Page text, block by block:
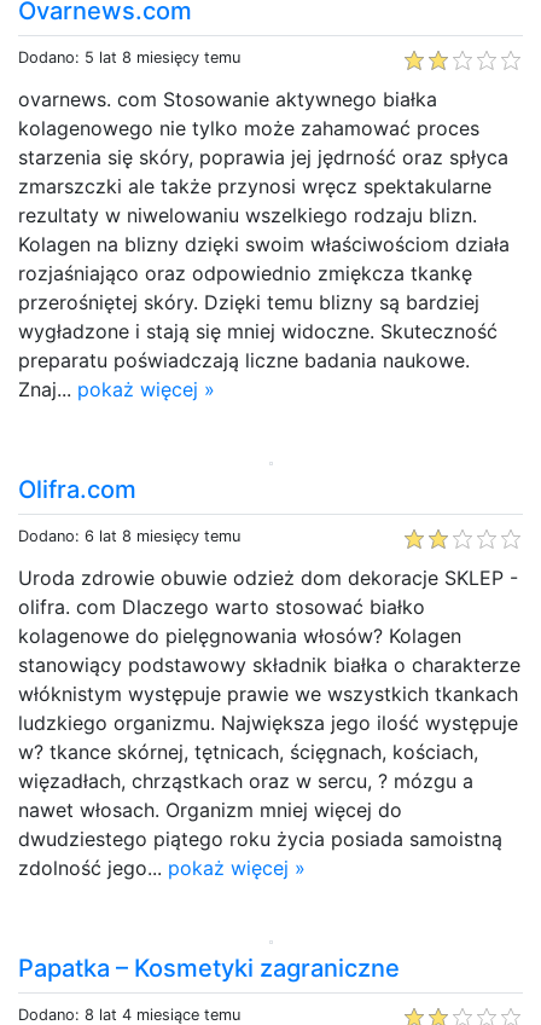
Ovarnews.com
Dodano: 5 lat 8 miesięcy temu
ovarnews. com Stosowanie aktywnego białka
kolagenowego nie tylko może zahamować proces
starzenia się skóry, poprawia jej jędrność oraz spłyca
zmarszczki ale także przynosi wręcz spektakularne
rezultaty w niwelowaniu wszelkiego rodzaju blizn.
Kolagen na blizny dzięki swoim właściwościom działa
rozjaśniająco oraz odpowiednio zmiękcza tkankę
przerośniętej skóry. Dzięki temu blizny są bardziej
wygładzone i stają się mniej widoczne. Skuteczność
preparatu poświadczają liczne badania naukowe.
Znaj... pokaż więcej »
Olifra.com
Dodano: 6 lat 8 miesięcy temu
Uroda zdrowie obuwie odzież dom dekoracje SKLEP -
olifra. com Dlaczego warto stosować białko
kolagenowe do pielęgnowania włosów? Kolagen
stanowiący podstawowy składnik białka o charakterze
włóknistym występuje prawie we wszystkich tkankach
ludzkiego organizmu. Największa jego ilość występuje
w? tkance skórnej, tętnicach, ścięgnach, kościach,
więzadłach, chrząstkach oraz w sercu, ? mózgu a
nawet włosach. Organizm mniej więcej do
dwudziestego piątego roku życia posiada samoistną
zdolność jego... pokaż więcej »
Papatka – Kosmetyki zagraniczne
Dodano: 8 lat 4 miesiące temu